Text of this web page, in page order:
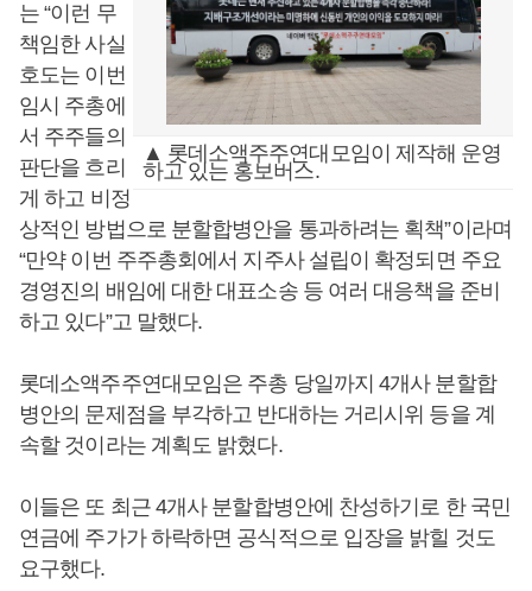
▲ 롯데소액주주연대모임이 제작해 운영
하고 있는 홍보버스.
는 “이런 무
책임한 사실
호도는 이번
임시 주총에
서 주주들의
판단을 흐리
게 하고 비정
상적인 방법으로 분할합병안을 통과하려는 획책”이라며
“만약 이번 주주총회에서 지주사 설립이 확정되면 주요
경영진의 배임에 대한 대표소송 등 여러 대응책을 준비
하고 있다”고 말했다.
롯데소액주주연대모임은 주총 당일까지 4개사 분할합
병안의 문제점을 부각하고 반대하는 거리시위 등을 계
속할 것이라는 계획도 밝혔다.
이들은 또 최근 4개사 분할합병안에 찬성하기로 한 국민
연금에 주가가 하락하면 공식적으로 입장을 밝힐 것도
요구했다.